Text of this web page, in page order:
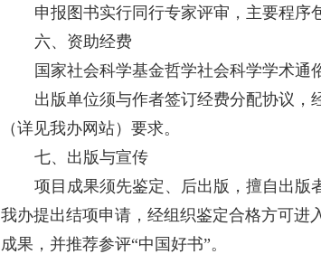
申报图书实行同行专家评审，主要程序
六、资助经费
国家社会科学基金哲学社会科学学术通
出版单位须与作者签订经费分配协议
（详见我办网站）要求。
七、出版与宣传
项目成果须先鉴定、后出版，擅自出版
我办提出结项申请，经组织鉴定合格方可进
成果，并推荐参评“中国好书”。